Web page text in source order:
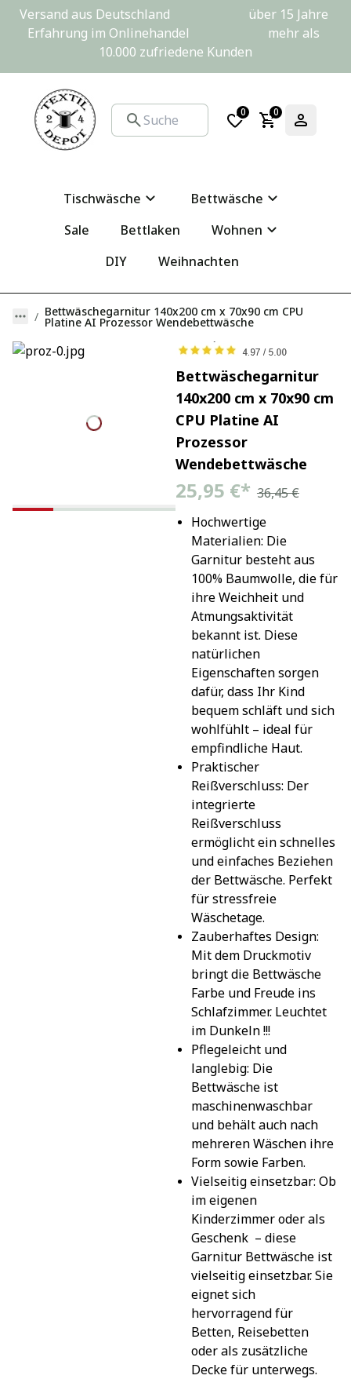
Versand aus Deutschland                         über 15 Jahre
Erfahrung im Onlinehandel                         mehr als
10.000 zufriedene Kunden
0 0
Tischwäsche
Bettwäsche
Sale
Bettlaken
Wohnen
DIY
Weihnachten
Bettwäschegarnitur 140x200 cm x 70x90 cm CPU
Platine AI Prozessor Wendebettwäsche
Bettwäschegarnitur
140x200 cm x 70x90 cm
CPU Platine AI
Prozessor
Wendebettwäsche
25,95 €* 36,45 €
Hochwertige
Materialien: Die
Garnitur besteht aus
100% Baumwolle, die für
ihre Weichheit und
Atmungsaktivität
bekannt ist. Diese
natürlichen
Eigenschaften sorgen
dafür, dass Ihr Kind
bequem schläft und sich
wohlfühlt – ideal für
empfindliche Haut.
Praktischer
Reißverschluss: Der
integrierte
Reißverschluss
ermöglicht ein schnelles
und einfaches Beziehen
der Bettwäsche. Perfekt
für stressfreie
Wäschetage.
Zauberhaftes Design:
Mit dem Druckmotiv
bringt die Bettwäsche
Farbe und Freude ins
Schlafzimmer. Leuchtet
im Dunkeln !!!
Pflegeleicht und
langlebig: Die
Bettwäsche ist
maschinenwaschbar
und behält auch nach
mehreren Wäschen ihre
Form sowie Farben.
Vielseitig einsetzbar: Ob
im eigenen
Kinderzimmer oder als
Geschenk  – diese
Garnitur Bettwäsche ist
vielseitig einsetzbar. Sie
eignet sich
hervorragend für
Betten, Reisebetten
oder als zusätzliche
Decke für unterwegs.